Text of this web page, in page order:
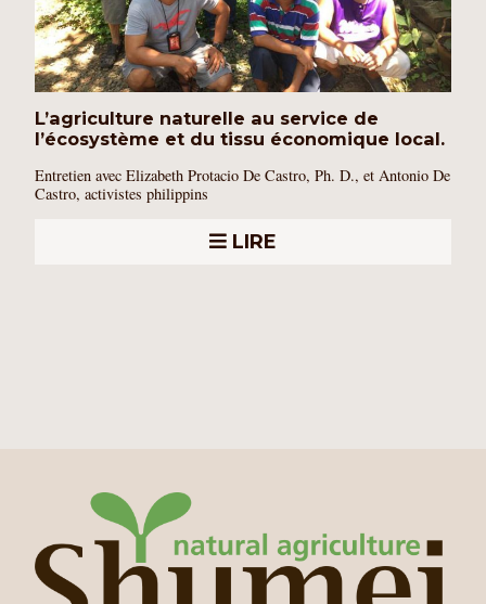
L’agriculture naturelle au service de
l’écosystème et du tissu économique local.
Entretien avec Elizabeth Protacio De Castro, Ph. D., et Antonio De
Castro, activistes philippins
LIRE